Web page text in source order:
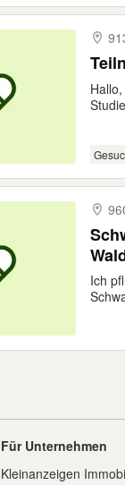
Ich
Für Unternehmen
Kleinanzeigen